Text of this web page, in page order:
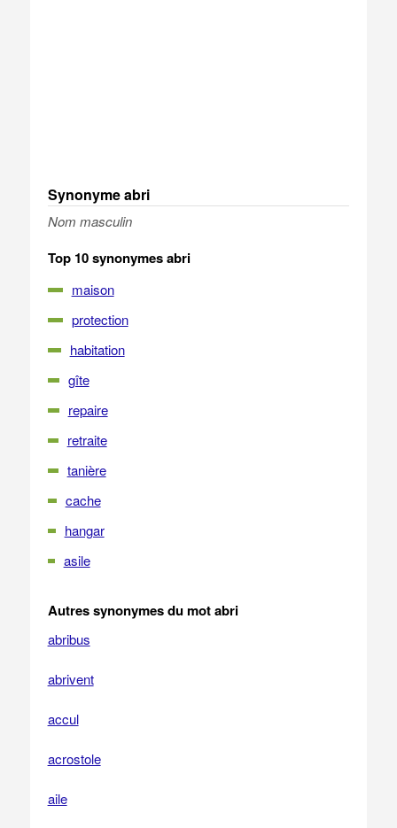
Synonyme abri
Nom masculin
Top 10 synonymes abri
maison
protection
habitation
gîte
repaire
retraite
tanière
cache
hangar
asile
Autres synonymes du mot abri
abribus
abrivent
accul
acrostole
aile